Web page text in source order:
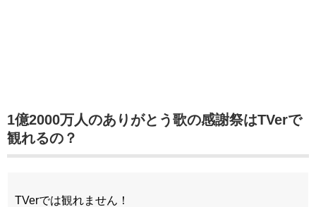
1億2000万人のありがとう歌の感謝祭はTVerで
観れるの？
TVerでは観れません！